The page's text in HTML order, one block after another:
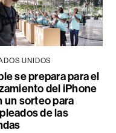
UNIDOS
se prepara para el
del iPhone
un sorteo para
de las